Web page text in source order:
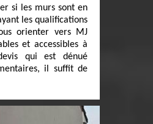
si les murs sont en
les qualifications
orienter vers MJ
et accessibles à
qui est dénué
il suffit de